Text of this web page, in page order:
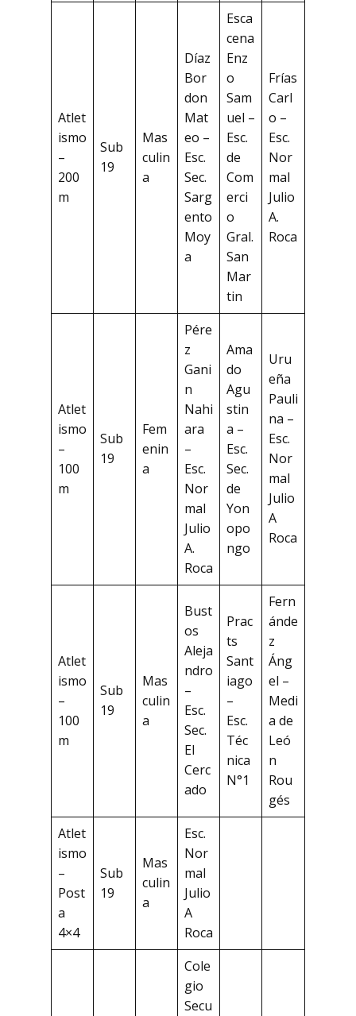
Atlet
ismo
–
200
m
Sub
19
Mas
culin
a
Díaz
Bor
don
Mat
eo –
Esc.
Sec.
Sarg
ento
Moy
a
Esca
cena
Enz
o
Sam
uel –
Esc.
de
Com
erci
o
Gral.
San
Mar
tin
Frías
Carl
o –
Esc.
Nor
mal
Julio
A.
Roca
Atlet
ismo
–
100
m
Sub
19
Fem
enin
a
Pére
z
Gani
n
Nahi
ara
–
Esc.
Nor
mal
Julio
A.
Roca
Ama
do
Agu
stin
a –
Esc.
Sec.
de
Yon
opo
ngo
Uru
eña
Pauli
na –
Esc.
Nor
mal
Julio
A
Roca
Atlet
ismo
–
100
m
Sub
19
Mas
culin
a
Bust
os
Aleja
ndro
–
Esc.
Sec.
El
Cerc
ado
Prac
ts
Sant
iago
–
Esc.
Téc
nica
N°1
Fern
ánde
z
Áng
el –
Medi
a de
Leó
n
Rou
gés
Atlet
ismo
–
Post
a
4×4
Sub
19
Mas
culin
a
Esc.
Nor
mal
Julio
A
Roca
Cole
gio
Secu